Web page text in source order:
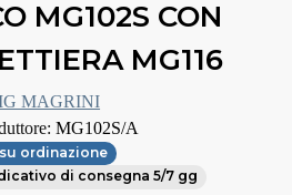
MG102S CON
MG116
MAGRINI
MG102S/A
ordinazione
di consegna 5/7 gg